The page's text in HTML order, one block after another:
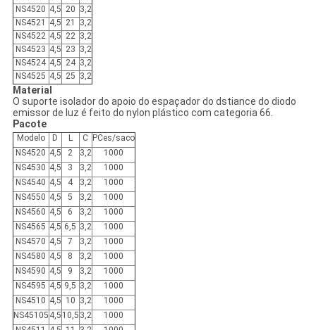
NS4520 4,5 20 3,2
NS4521
4,5 21
3,2
NS4522 4,5 22 3,2
NS4523 4,5 23 3,2
NS4524 4,5 24 3,2
NS4525 4,5 25 3,2
Material
O suporte isolador do apoio do espaçador do dstiance do diodo
emissor de luz é feito do nylon plástico com categoria 66.
Pacote
Modelo D L C PCes/saco
NS4520 4,5 2 3,2
1000
NS4530 4,5 3 3,2
1000
NS4540 4,5 4 3,2
1000
NS4550 4,5 5 3,2
1000
NS4560 4,5 6 3,2
1000
NS4565 4,5 6,5 3,2
1000
NS4570 4,5 7 3,2
1000
NS4580 4,5 8 3,2
1000
NS4590 4,5 9 3,2
1000
NS4595 4,5 9,5 3,2
1000
NS4510 4,5 10 3,2
1000
NS45105 4,5 10,5 3,2
1000